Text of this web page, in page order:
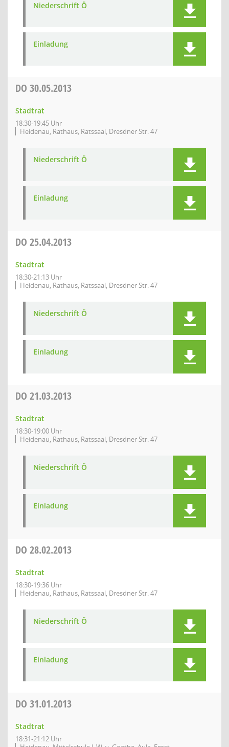
Niederschrift Ö
Einladung
DO 30.05.2013
Stadtrat
18:30-19:45 Uhr
Heidenau, Rathaus, Ratssaal, Dresdner Str. 47
Niederschrift Ö
Einladung
DO 25.04.2013
Stadtrat
18:30-21:13 Uhr
Heidenau, Rathaus, Ratssaal, Dresdner Str. 47
Niederschrift Ö
Einladung
DO 21.03.2013
Stadtrat
18:30-19:00 Uhr
Heidenau, Rathaus, Ratssaal, Dresdner Str. 47
Niederschrift Ö
Einladung
DO 28.02.2013
Stadtrat
18:30-19:36 Uhr
Heidenau, Rathaus, Ratssaal, Dresdner Str. 47
Niederschrift Ö
Einladung
DO 31.01.2013
Stadtrat
18:31-21:12 Uhr